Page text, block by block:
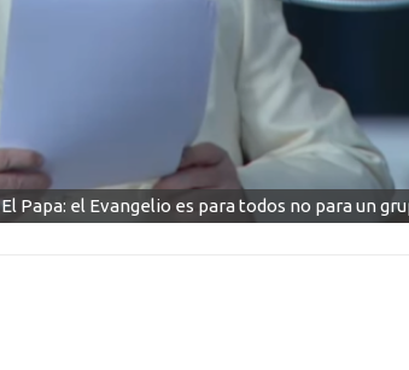
El Papa: el Evangelio es para todos no para un